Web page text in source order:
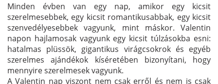
Minden évben van egy nap, amikor egy kicsit
szerelmesebbek, egy kicsit romantikusabbak, egy kicsit
szenvedélyesebbek vagyunk, mint máskor. Valentin
napon hajlamosak vagyunk egy kicsit túlzásokba esni:
hatalmas plüssök, gigantikus virágcsokrok és egyéb
szerelmes ajándékok kíséretében bizonyítani, hogy
mennyire szerelmesek vagyunk.
A Valentin nap viszont nem csak erről és nem is csak